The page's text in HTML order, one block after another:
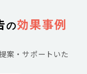
の効果事例
案・サポートいた